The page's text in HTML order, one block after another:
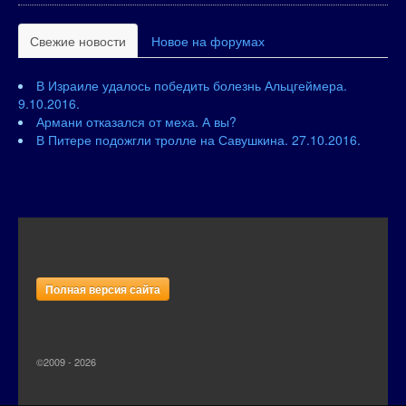
Свежие новости Новое на форумах
В Израиле удалось победить болезнь Альцгеймера.
9.10.2016.
Армани отказался от меха. А вы?
В Питере подожгли тролле на Савушкина. 27.10.2016.
Полная версия сайта
©2009 - 2026